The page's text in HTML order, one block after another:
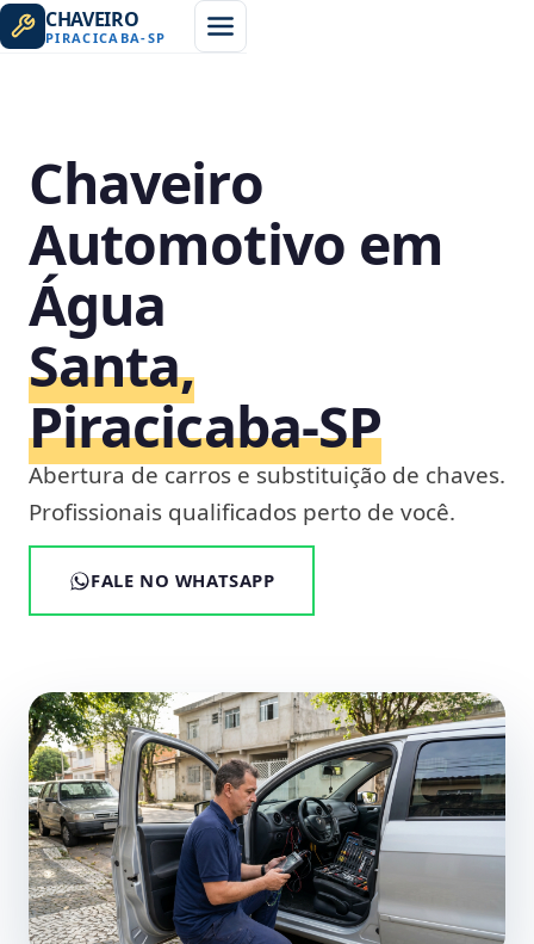
CHAVEIRO
PIRACICABA-SP
Chaveiro
Automotivo em
Água
Santa,
Piracicaba‑SP
Abertura de carros e substituição de chaves.
Profissionais qualificados perto de você.
FALE NO WHATSAPP